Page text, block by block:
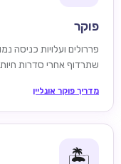
פוקר
פררולים ועלויות כניסה
שתרדוף אחרי סדרות חיות
מדריך פוקר אונליין
🏝️